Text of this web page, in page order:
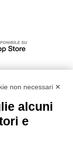
– D. lgs.
non necessari ✕
alcuni
e